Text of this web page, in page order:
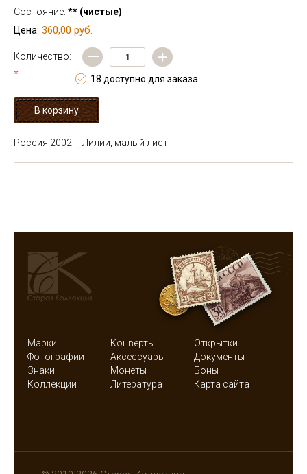
Состояние: ** (чистые)
Цена: 360,00 руб.
Количество:
*
— +
18 доступно для заказа
Россия 2002 г, Лилии, малый лист
Марки Конверты
Открытки
Фотографии
Аксессуары
Документы
Знаки
Монеты
Боны
Коллекции
Литература Карта сайта